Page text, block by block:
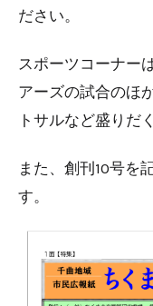
ださい。
スポーツコーナー
アーズの試合のほ
トサルなど盛りだ
また、創刊10号を
す。